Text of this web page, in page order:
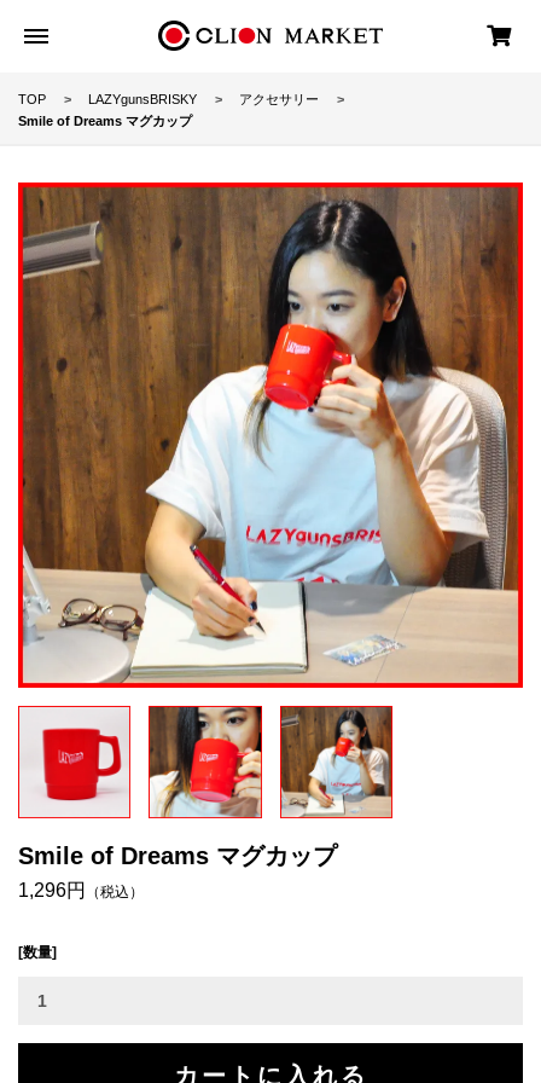
TOP LAZYgunsBRISKY
アクセサリー
Smile of Dreams マグカップ
Smile of Dreams マグカップ
1,296円 （税込）
[数量]